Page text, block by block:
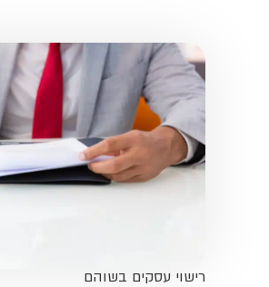
רישוי עסקים בשוהם